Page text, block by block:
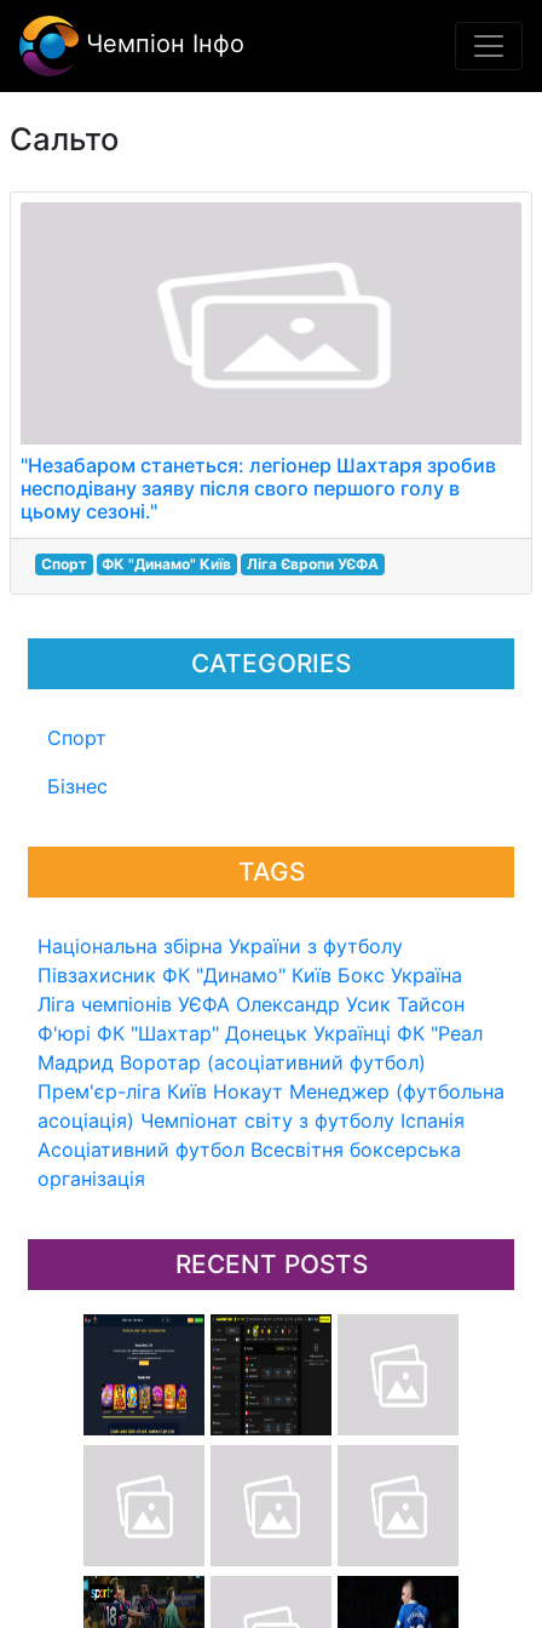
Чемпіон Інфо
CATEGORIES
Спорт
Бізнес
TAGS
Національна збірна України з футболу
Півзахисник ФК "Динамо" Київ Бокс Україна
Ліга чемпіонів УЄФА Олександр Усик Тайсон
Ф'юрі ФК "Шахтар" Донецьк Українці ФК "Реал
Мадрид Воротар (асоціативний футбол)
Прем'єр-ліга Київ Нокаут Менеджер (футбольна
асоціація) Чемпіонат світу з футболу Іспанія
Асоціативний футбол Всесвітня боксерська
організація
RECENT POSTS
Сальто
"Незабаром станеться: легіонер Шахтаря зробив
несподівану заяву після свого першого голу в
цьому сезоні."
Спорт ФК "Динамо" Київ Ліга Європи УЄФА